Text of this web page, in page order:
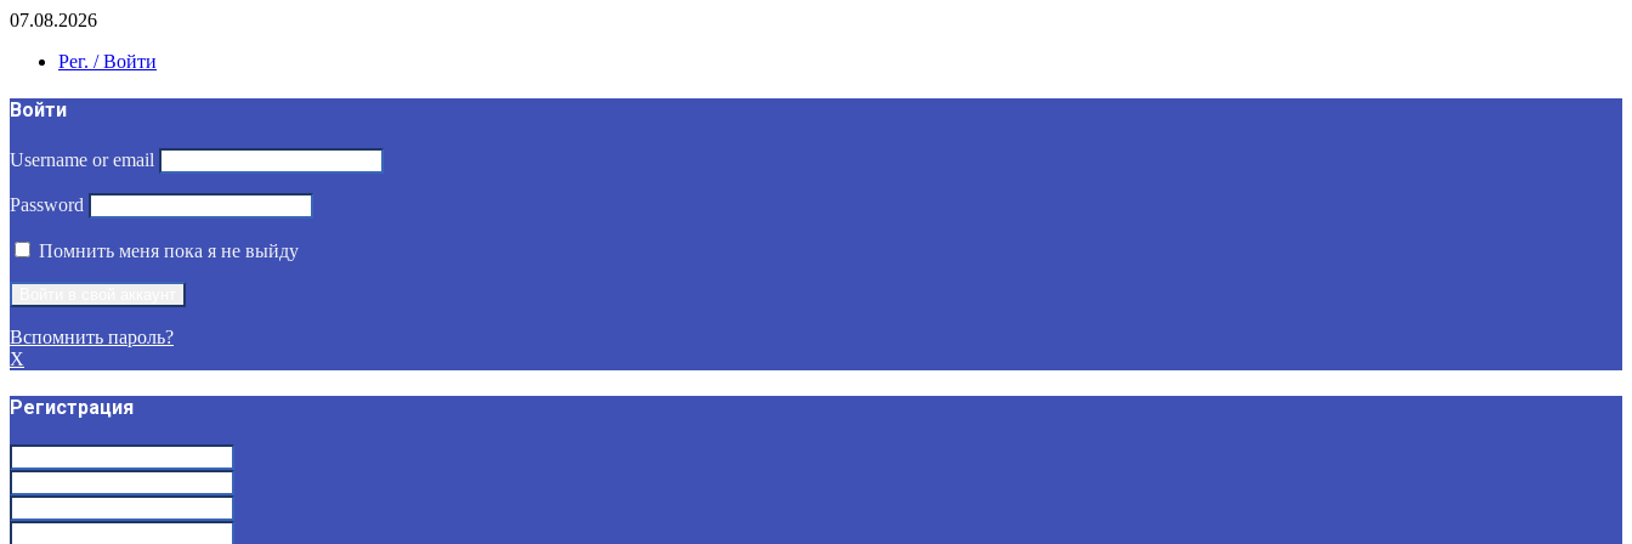
07.08.2026
Рег. / Войти
Войти
Username or email
Password
Помнить меня пока я не выйду
Вспомнить пароль?
X
Регистрация